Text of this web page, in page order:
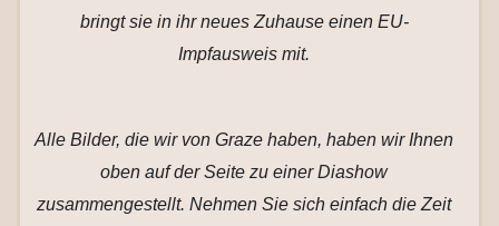
bringt sie in ihr neues Zuhause einen EU-
Impfausweis mit.
Alle Bilder, die wir von Graze haben, haben wir Ihnen
oben auf der Seite zu einer Diashow
zusammengestellt. Nehmen Sie sich einfach die Zeit